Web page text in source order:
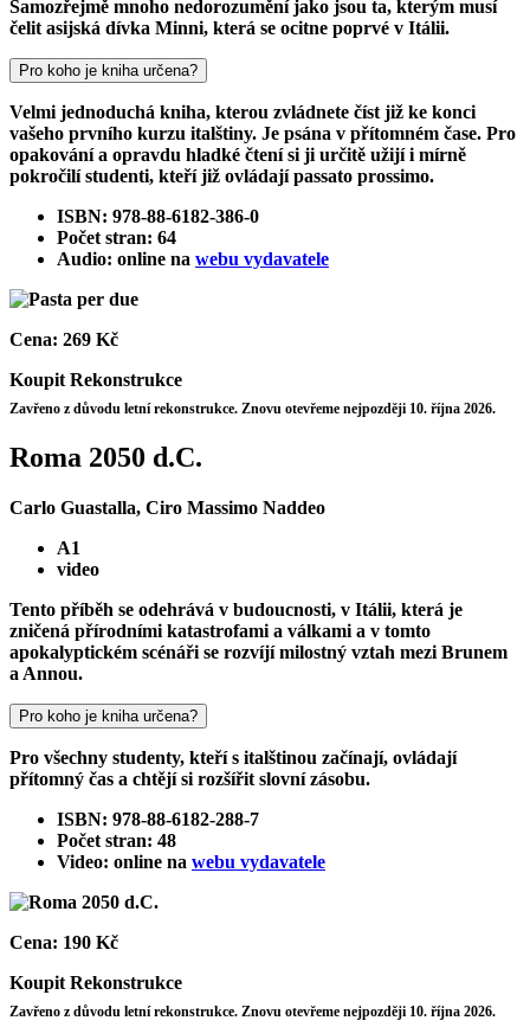
Samozřejmě mnoho nedorozumění jako jsou ta, kterým musí
čelit asijská dívka Minni, která se ocitne poprvé v Itálii.
Pro koho je kniha určena?
Velmi jednoduchá kniha, kterou zvládnete číst již ke konci
vašeho prvního kurzu italštiny. Je psána v přítomném čase. Pro
opakování a opravdu hladké čtení si ji určitě užijí i mírně
pokročilí studenti, kteří již ovládají passato prossimo.
ISBN: 978-88-6182-386-0
Počet stran: 64
Audio: online na webu vydavatele
Cena: 269 Kč
Koupit Rekonstrukce
Zavřeno z důvodu letní rekonstrukce. Znovu otevřeme nejpozději 10. října 2026.
Roma 2050 d.C.
Carlo Guastalla, Ciro Massimo Naddeo
A1
video
Tento příběh se odehrává v budoucnosti, v Itálii, která je
zničená přírodními katastrofami a válkami a v tomto
apokalyptickém scénáři se rozvíjí milostný vztah mezi Brunem
a Annou.
Pro koho je kniha určena?
Pro všechny studenty, kteří s italštinou začínají, ovládají
přítomný čas a chtějí si rozšířit slovní zásobu.
ISBN: 978-88-6182-288-7
Počet stran: 48
Video: online na webu vydavatele
Cena: 190 Kč
Koupit Rekonstrukce
Zavřeno z důvodu letní rekonstrukce. Znovu otevřeme nejpozději 10. října 2026.